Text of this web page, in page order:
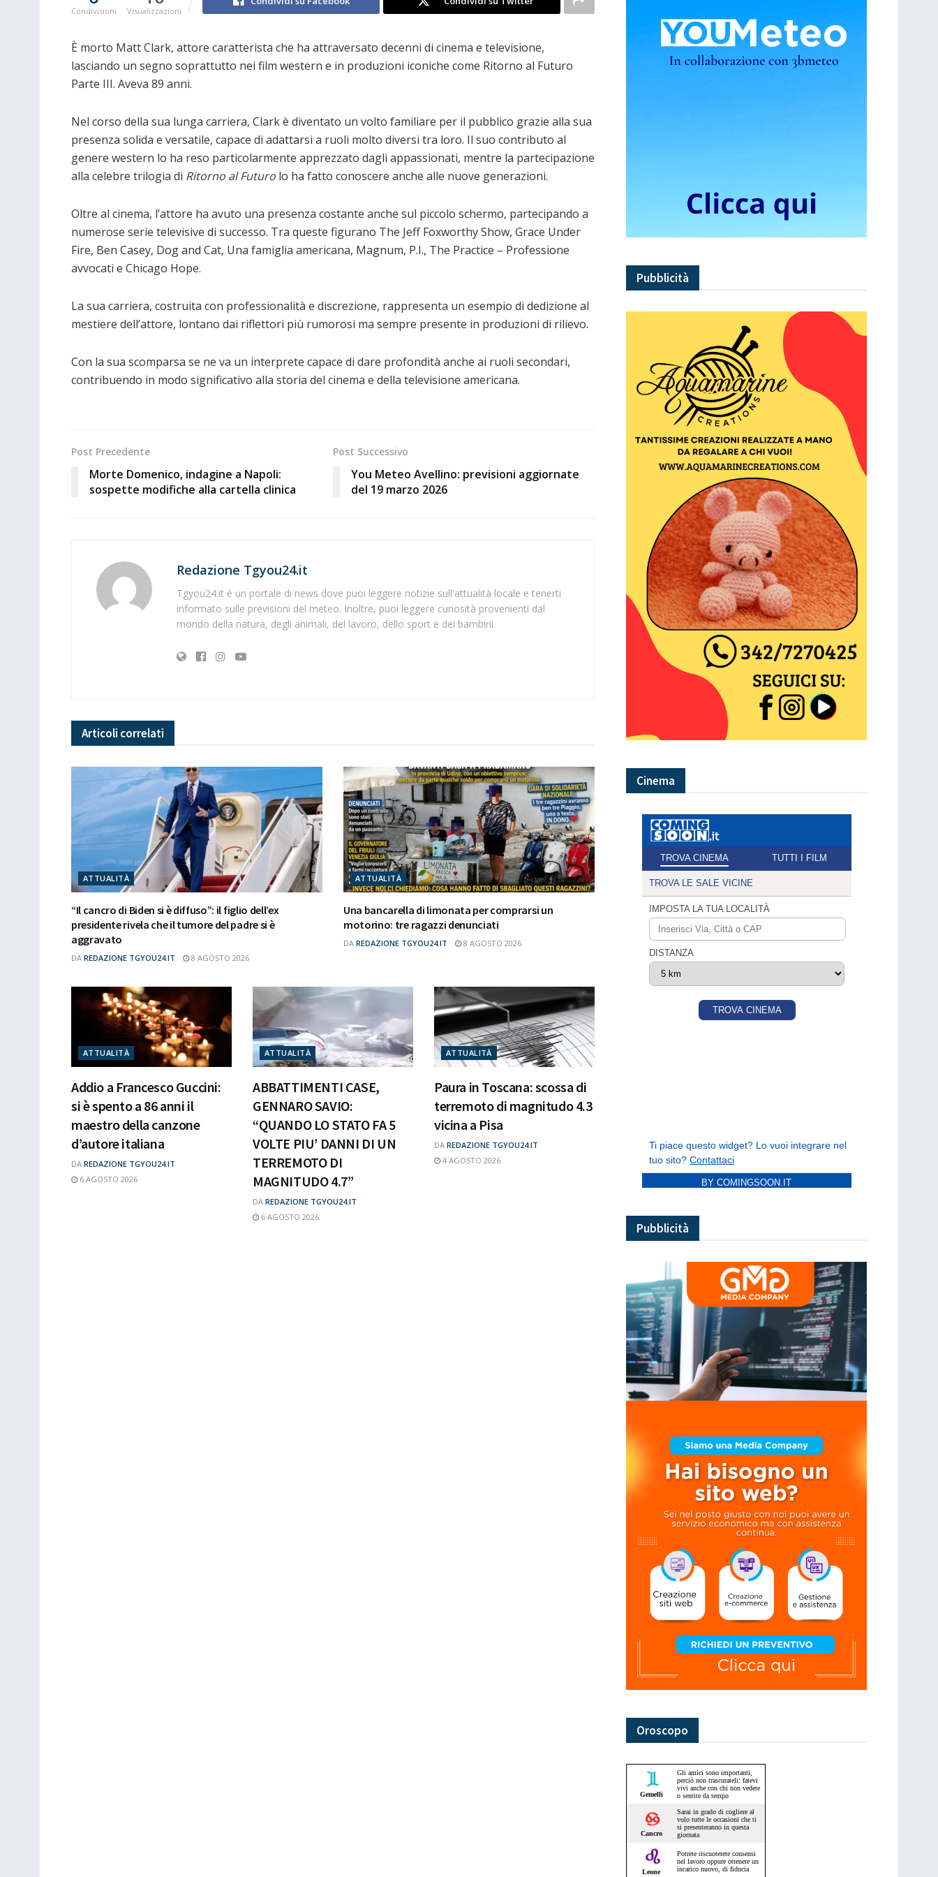
Condivisioni Visualizzazioni
È morto Matt Clark, attore caratterista che ha attraversato decenni di cinema e televisione,
lasciando un segno soprattutto nei film western e in produzioni iconiche come Ritorno al Futuro
Parte III. Aveva 89 anni.
Nel corso della sua lunga carriera, Clark è diventato un volto familiare per il pubblico grazie alla sua
presenza solida e versatile, capace di adattarsi a ruoli molto diversi tra loro. Il suo contributo al
genere western lo ha reso particolarmente apprezzato dagli appassionati, mentre la partecipazione
alla celebre trilogia di Ritorno al Futuro lo ha fatto conoscere anche alle nuove generazioni.
Oltre al cinema, l’attore ha avuto una presenza costante anche sul piccolo schermo, partecipando a
numerose serie televisive di successo. Tra queste figurano The Jeff Foxworthy Show, Grace Under
Fire, Ben Casey, Dog and Cat, Una famiglia americana, Magnum, P.I., The Practice – Professione
avvocati e Chicago Hope.
La sua carriera, costruita con professionalità e discrezione, rappresenta un esempio di dedizione al
mestiere dell’attore, lontano dai riflettori più rumorosi ma sempre presente in produzioni di rilievo.
Con la sua scomparsa se ne va un interprete capace di dare profondità anche ai ruoli secondari,
contribuendo in modo significativo alla storia del cinema e della televisione americana.
Post Precedente
Morte Domenico, indagine a Napoli:
sospette modifiche alla cartella clinica
Post Successivo
You Meteo Avellino: previsioni aggiornate
del 19 marzo 2026
Redazione Tgyou24.it
Tgyou24.it è un portale di news dove puoi leggere notizie sull'attualità locale e tenerti
informato sulle previsioni del meteo. Inoltre, puoi leggere curiosità provenienti dal
mondo della natura, degli animali, del lavoro, dello sport e dei bambini.
Articoli correlati
ATTUALITÀ
“Il cancro di Biden si è diffuso”: il figlio dell’ex
presidente rivela che il tumore del padre si è
aggravato
DA REDAZIONE TGYOU24.IT 8 AGOSTO 2026
ATTUALITÀ
Una bancarella di limonata per comprarsi un
motorino: tre ragazzi denunciati
DA REDAZIONE TGYOU24.IT 8 AGOSTO 2026
ATTUALITÀ
Addio a Francesco Guccini:
si è spento a 86 anni il
maestro della canzone
d’autore italiana
DA REDAZIONE TGYOU24.IT
6 AGOSTO 2026
ATTUALITÀ
ABBATTIMENTI CASE,
GENNARO SAVIO:
“QUANDO LO STATO FA 5
VOLTE PIU’ DANNI DI UN
TERREMOTO DI
MAGNITUDO 4.7”
DA REDAZIONE TGYOU24.IT
6 AGOSTO 2026
ATTUALITÀ
Paura in Toscana: scossa di
terremoto di magnitudo 4.3
vicina a Pisa
DA REDAZIONE TGYOU24.IT
4 AGOSTO 2026
Pubblicità
Cinema
BY COMINGSOON.IT
Pubblicità
Oroscopo